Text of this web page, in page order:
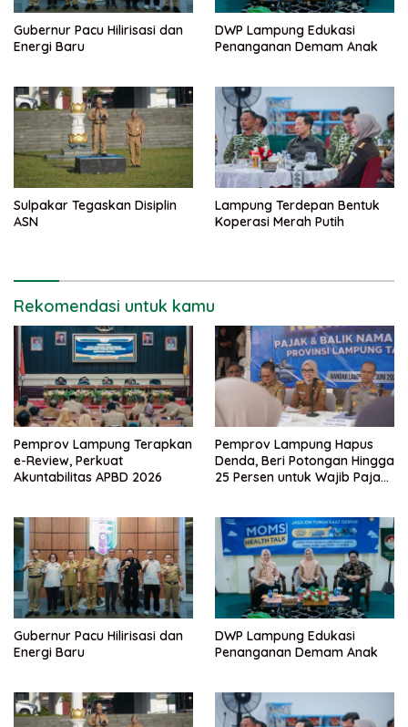
Gubernur Pacu Hilirisasi dan
Energi Baru
DWP Lampung Edukasi
Penanganan Demam Anak
Sulpakar Tegaskan Disiplin
ASN
Lampung Terdepan Bentuk
Koperasi Merah Putih
Rekomendasi untuk kamu
Pemprov Lampung Terapkan
e-Review, Perkuat
Akuntabilitas APBD 2026
Pemprov Lampung Hapus
Denda, Beri Potongan Hingga
25 Persen untuk Wajib Pajak
Gubernur Pacu Hilirisasi dan
Energi Baru
DWP Lampung Edukasi
Penanganan Demam Anak